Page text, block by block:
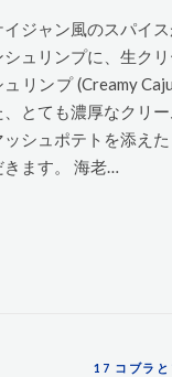
イジャン風のスパイ
シュリンプに、生ク
ュリンプ (Creamy
、とても濃厚なクリ
ッシュポテトを添え
きます。 海老…
17 コブラ